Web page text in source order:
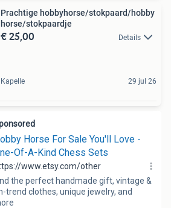
Prachtige hobbyhorse/stokpaard/hobby
horse/stokpaardje
€ 25,00 Details
Kapelle 29 jul 26